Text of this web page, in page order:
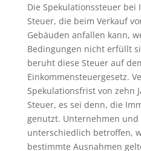
Die Spekulationssteuer bei
Steuer, die beim Verkauf
Gebäuden anfallen kann,
Bedingungen nicht erfüllt
beruht diese Steuer auf
Einkommensteuergesetz.
Spekulationsfrist von zehn
Steuer, es sei denn, die
genutzt. Unternehmen
unterschiedlich betroffen,
bestimmte Ausnahmen